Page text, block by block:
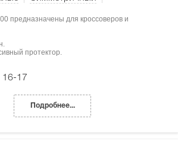
предназначены для кроссоверов и
протектор.
16-17
Подробнее...